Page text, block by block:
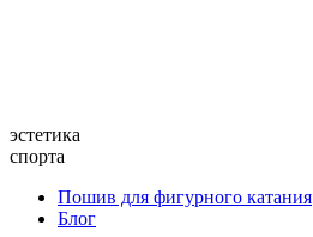
эстетика
спорта
Пошив для фигурного катания
Блог